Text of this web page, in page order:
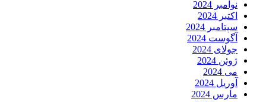
نوامبر 2024
اکتبر 2024
سپتامبر 2024
آگوست 2024
جولای 2024
ژوئن 2024
می 2024
آوریل 2024
مارس 2024